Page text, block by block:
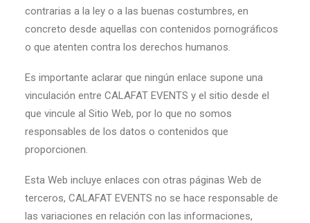
contrarias a la ley o a las buenas costumbres, en
concreto desde aquellas con contenidos pornográficos
o que atenten contra los derechos humanos.
Es importante aclarar que ningún enlace supone una
vinculación entre CALAFAT EVENTS y el sitio desde el
que vincule al Sitio Web, por lo que no somos
responsables de los datos o contenidos que
proporcionen.
Esta Web incluye enlaces con otras páginas Web de
terceros, CALAFAT EVENTS no se hace responsable de
las variaciones en relación con las informaciones,